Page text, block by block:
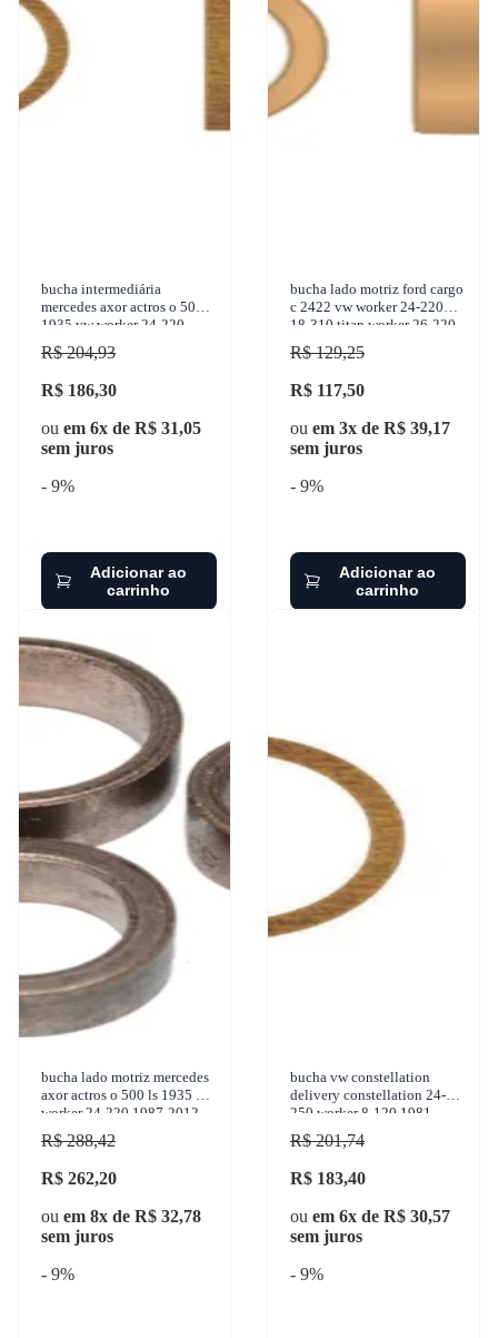
bucha intermediária
mercedes axor actros o 500 ls
1935 vw worker 24-220
1987-2012 sulcarbon -
sc1060-std
R$ 204,93
R$ 186,30
ou em 6x de R$ 31,05
sem juros
- 9%
Adicionar ao
carrinho
bucha lado motriz ford cargo
c 2422 vw worker 24-220
18-310 titan worker 26-220
23-220 1950-2011 sulcarbon
- sc2
R$ 129,25
R$ 117,50
ou em 3x de R$ 39,17
sem juros
- 9%
Adicionar ao
carrinho
bucha lado motriz mercedes
axor actros o 500 ls 1935 vw
worker 24-220 1987-2012
sulcarbon - sc885-std
R$ 288,42
R$ 262,20
ou em 8x de R$ 32,78
sem juros
- 9%
bucha vw constellation
delivery constellation 24-
250 worker 8-120 1981-
2015 sulcarbon - sc2048-std
R$ 201,74
R$ 183,40
ou em 6x de R$ 30,57
sem juros
- 9%